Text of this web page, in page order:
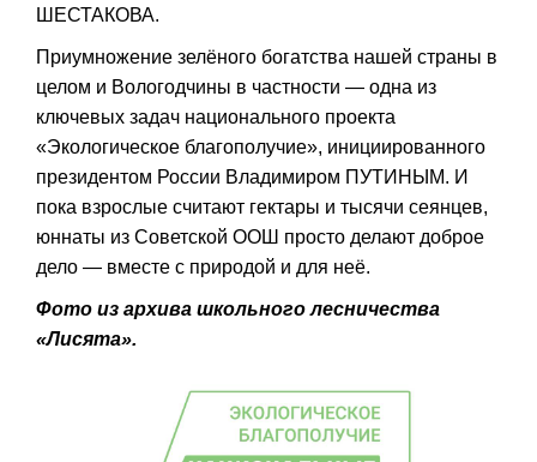
ШЕСТАКОВА.
Приумножение зелёного богатства нашей страны в
целом и Вологодчины в частности — одна из
ключевых задач национального проекта
«Экологическое благополучие», инициированного
президентом России Владимиром ПУТИНЫМ. И
пока взрослые считают гектары и тысячи сеянцев,
юннаты из Советской ООШ просто делают доброе
дело — вместе с природой и для неё.
Фото из архива школьного лесничества
«Лисята».